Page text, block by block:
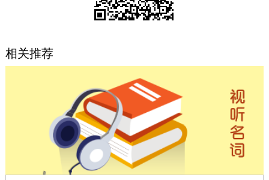
法人服务
便民服务
阳光政务
政民互动
12345网上接诉即办 我要咨询 我要建议
相关推荐